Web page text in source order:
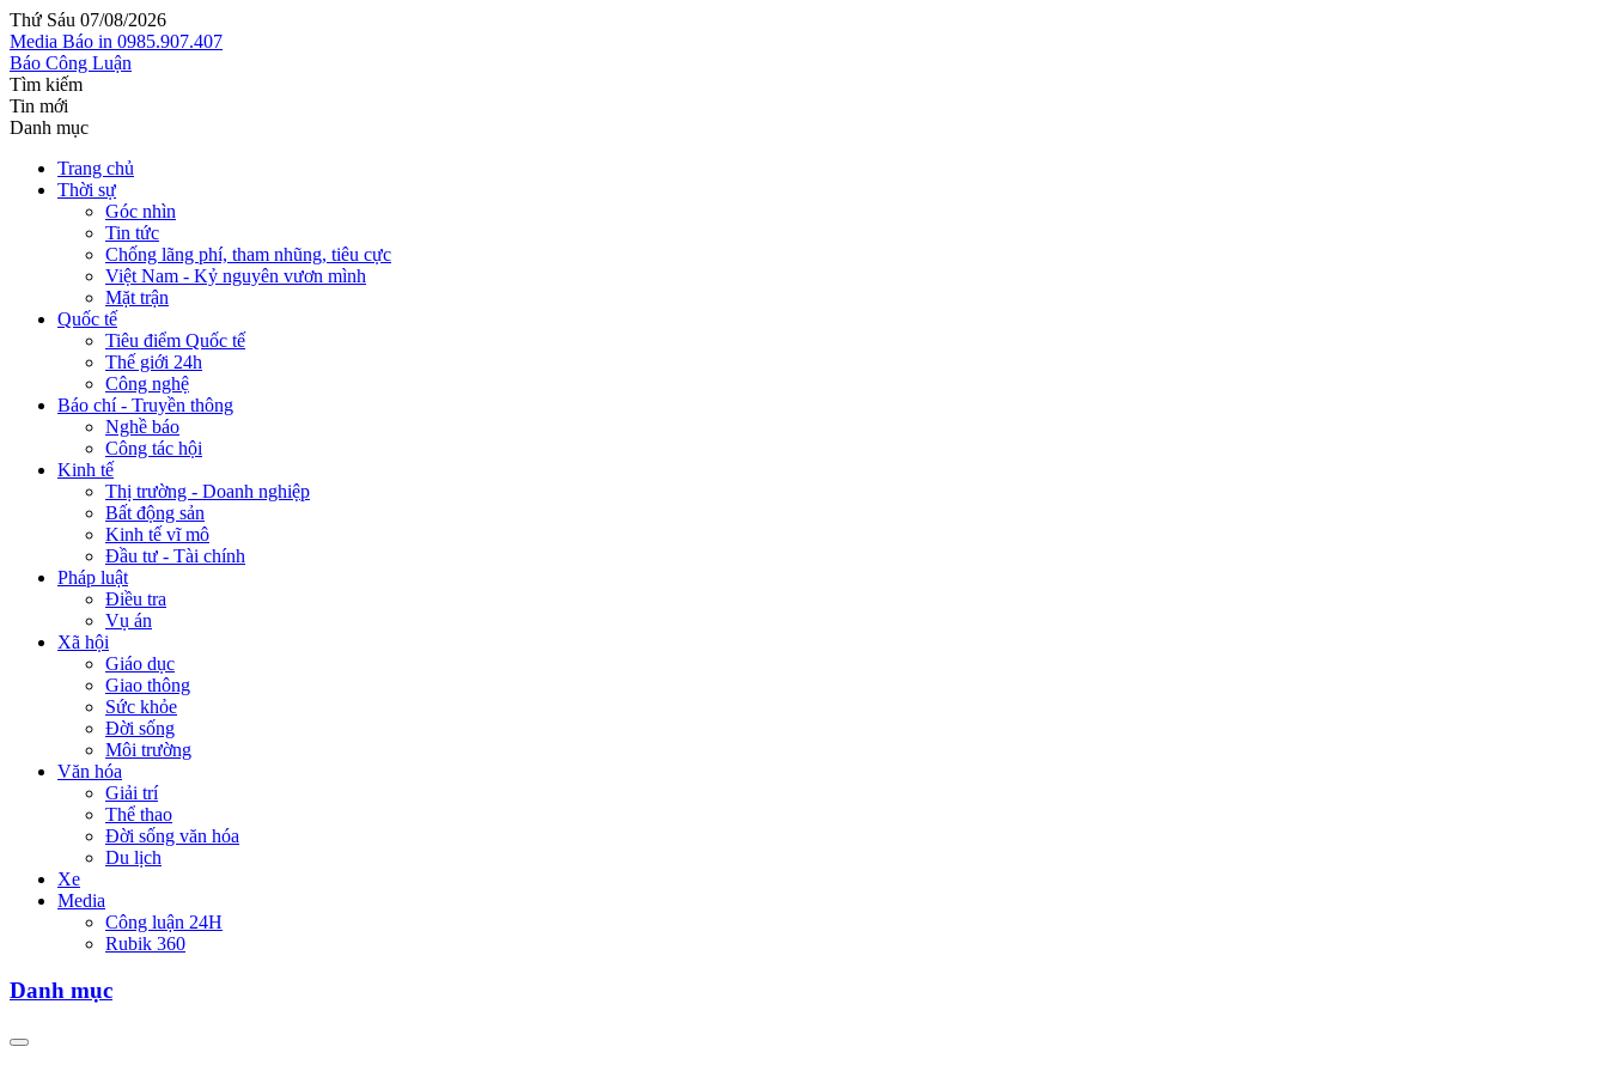
Thứ Sáu 07/08/2026
Media Báo in 0985.907.407
Báo Công Luận
Tìm kiếm
Tin mới
Danh mục
Trang chủ
Thời sự
Góc nhìn
Tin tức
Chống lãng phí, tham nhũng, tiêu cực
Việt Nam - Kỷ nguyên vươn mình
Mặt trận
Quốc tế
Tiêu điểm Quốc tế
Thế giới 24h
Công nghệ
Báo chí - Truyền thông
Nghề báo
Công tác hội
Kinh tế
Thị trường - Doanh nghiệp
Bất động sản
Kinh tế vĩ mô
Đầu tư - Tài chính
Pháp luật
Điều tra
Vụ án
Xã hội
Giáo dục
Giao thông
Sức khỏe
Đời sống
Môi trường
Văn hóa
Giải trí
Thể thao
Đời sống văn hóa
Du lịch
Xe
Media
Công luận 24H
Rubik 360
Danh mục